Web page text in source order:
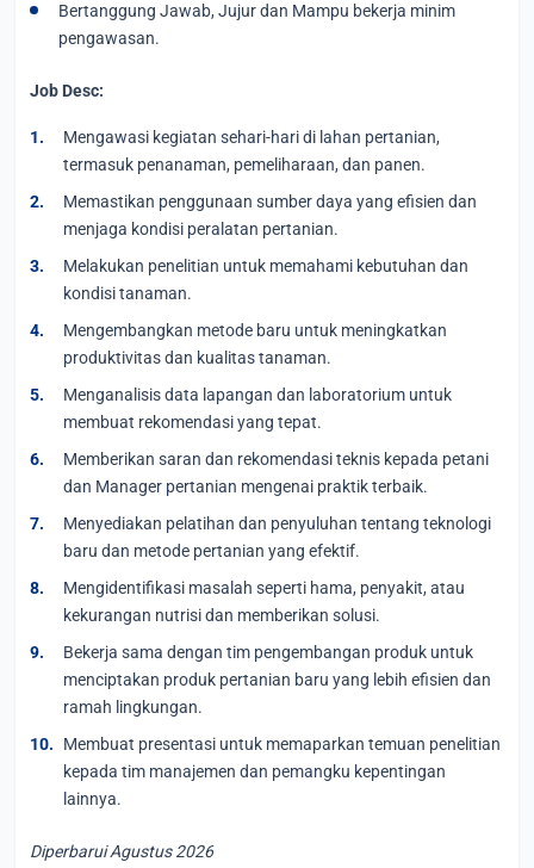
Bertanggung Jawab, Jujur dan Mampu bekerja minim
pengawasan.
Job Desc:
Mengawasi kegiatan sehari-hari di lahan pertanian,
termasuk penanaman, pemeliharaan, dan panen.
Memastikan penggunaan sumber daya yang efisien dan
menjaga kondisi peralatan pertanian.
Melakukan penelitian untuk memahami kebutuhan dan
kondisi tanaman.
Mengembangkan metode baru untuk meningkatkan
produktivitas dan kualitas tanaman.
Menganalisis data lapangan dan laboratorium untuk
membuat rekomendasi yang tepat.
Memberikan saran dan rekomendasi teknis kepada petani
dan Manager pertanian mengenai praktik terbaik.
Menyediakan pelatihan dan penyuluhan tentang teknologi
baru dan metode pertanian yang efektif.
Mengidentifikasi masalah seperti hama, penyakit, atau
kekurangan nutrisi dan memberikan solusi.
Bekerja sama dengan tim pengembangan produk untuk
menciptakan produk pertanian baru yang lebih efisien dan
ramah lingkungan.
Membuat presentasi untuk memaparkan temuan penelitian
kepada tim manajemen dan pemangku kepentingan
lainnya.
Diperbarui Agustus 2026